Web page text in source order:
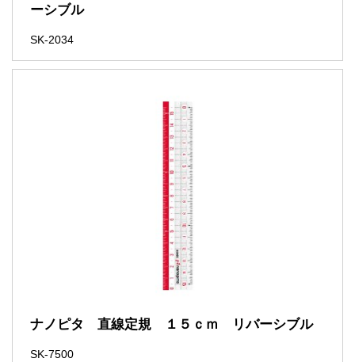
ーシブル
SK-2034
ナノピタ 直線定規 １５ｃｍ リバーシブル
SK-7500